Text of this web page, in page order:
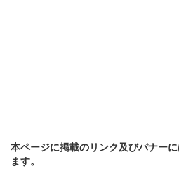
本ページに掲載のリンク及びバナー
ます。